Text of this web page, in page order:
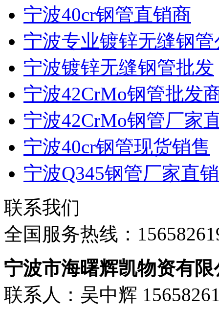
宁波40cr钢管直销商
宁波专业镀锌无缝钢管
宁波镀锌无缝钢管批发
宁波42CrMo钢管批发
宁波42CrMo钢管厂家
宁波40cr钢管现货销售
宁波Q345钢管厂家直销
联系我们
全国服务热线：
宁波市海曙辉凯物资有限
联系人：吴中辉